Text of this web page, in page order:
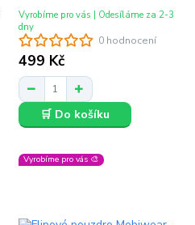
0 hodnocení
499 Kč
Vyrobíme pro vás | Odesíláme za 2-3
dny
🛒 Do košíku
Vyrobíme pro vás 🎨